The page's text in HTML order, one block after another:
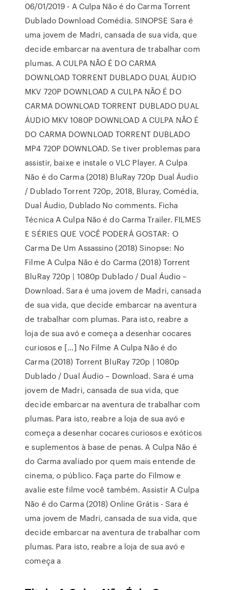
06/01/2019 - A Culpa Não é do Carma Torrent
Dublado Download Comédia. SINOPSE Sara é
uma jovem de Madri, cansada de sua vida, que
decide embarcar na aventura de trabalhar com
plumas. A CULPA NÃO É DO CARMA
DOWNLOAD TORRENT DUBLADO DUAL ÁUDIO
MKV 720P DOWNLOAD A CULPA NÃO É DO
CARMA DOWNLOAD TORRENT DUBLADO DUAL
ÁUDIO MKV 1080P DOWNLOAD A CULPA NÃO É
DO CARMA DOWNLOAD TORRENT DUBLADO
MP4 720P DOWNLOAD. Se tiver problemas para
assistir, baixe e instale o VLC Player. A Culpa
Não é do Carma (2018) BluRay 720p Dual Áudio
/ Dublado Torrent 720p, 2018, Bluray, Comédia,
Dual Áudio, Dublado No comments. Ficha
Técnica A Culpa Não é do Carma Trailer. FILMES
E SÉRIES QUE VOCÊ PODERÁ GOSTAR: O
Carma De Um Assassino (2018) Sinopse: No
Filme A Culpa Não é do Carma (2018) Torrent
BluRay 720p | 1080p Dublado / Dual Áudio –
Download. Sara é uma jovem de Madri, cansada
de sua vida, que decide embarcar na aventura
de trabalhar com plumas. Para isto, reabre a
loja de sua avó e começa a desenhar cocares
curiosos e […] No Filme A Culpa Não é do
Carma (2018) Torrent BluRay 720p | 1080p
Dublado / Dual Áudio – Download. Sara é uma
jovem de Madri, cansada de sua vida, que
decide embarcar na aventura de trabalhar com
plumas. Para isto, reabre a loja de sua avó e
começa a desenhar cocares curiosos e exóticos
e suplementos à base de penas. A Culpa Não é
do Carma avaliado por quem mais entende de
cinema, o público. Faça parte do Filmow e
avalie este filme você também. Assistir A Culpa
Não é do Carma (2018) Online Grátis - Sara é
uma jovem de Madri, cansada de sua vida, que
decide embarcar na aventura de trabalhar com
plumas. Para isto, reabre a loja de sua avó e
começa a